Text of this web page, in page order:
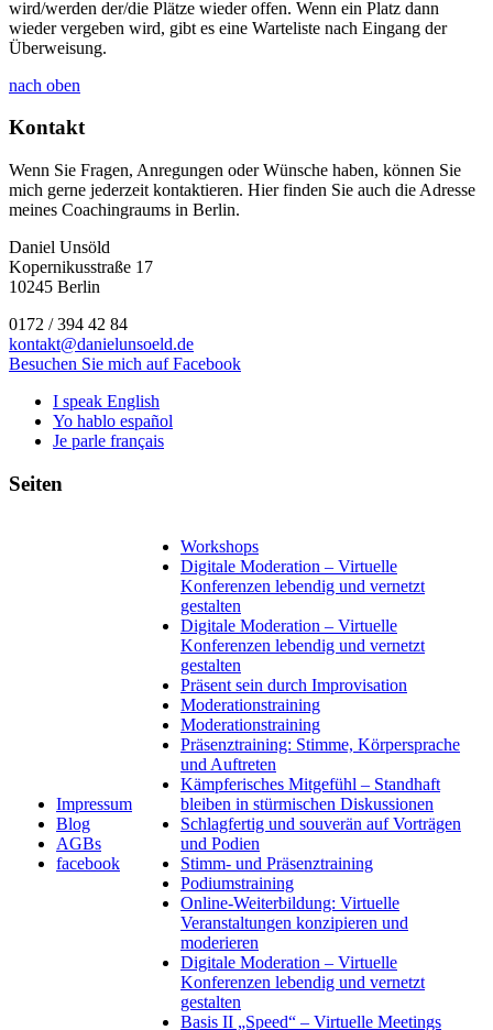
wird/werden der/die Plätze wieder offen. Wenn ein Platz dann
wieder vergeben wird, gibt es eine Warteliste nach Eingang der
Überweisung.
nach oben
Kontakt
Wenn Sie Fragen, Anregungen oder Wünsche haben, können Sie
mich gerne jederzeit kontaktieren. Hier finden Sie auch die Adresse
meines Coachingraums in Berlin.
Daniel Unsöld
Kopernikusstraße 17
10245 Berlin
0172 / 394 42 84
kontakt@danielunsoeld.de
Besuchen Sie mich auf Facebook
I speak English
Yo hablo español
Je parle français
Seiten
Impressum
Blog
AGBs
facebook
Workshops
Digitale Moderation – Virtuelle
Konferenzen lebendig und vernetzt
gestalten
Digitale Moderation – Virtuelle
Konferenzen lebendig und vernetzt
gestalten
Präsent sein durch Improvisation
Moderationstraining
Moderationstraining
Präsenztraining: Stimme, Körpersprache
und Auftreten
Kämpferisches Mitgefühl – Standhaft
bleiben in stürmischen Diskussionen
Schlagfertig und souverän auf Vorträgen
und Podien
Stimm- und Präsenztraining
Podiumstraining
Online-Weiterbildung: Virtuelle
Veranstaltungen konzipieren und
moderieren
Digitale Moderation – Virtuelle
Konferenzen lebendig und vernetzt
gestalten
Basis II „Speed“ – Virtuelle Meetings